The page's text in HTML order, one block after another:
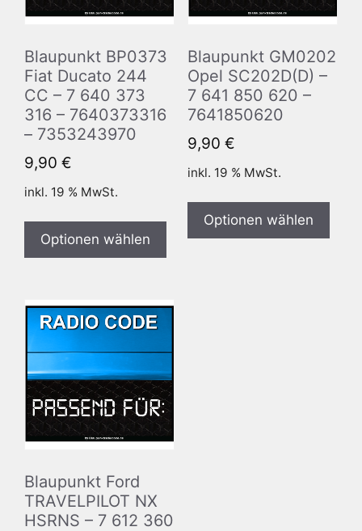
Blaupunkt BP0373
Fiat Ducato 244
CC – 7 640 373
316 – 7640373316
– 7353243970
9,90 €
inkl. 19 % MwSt.
Optionen wählen
Blaupunkt GM0202
Opel SC202D(D) –
7 641 850 620 –
7641850620
9,90 €
inkl. 19 % MwSt.
Optionen wählen
Blaupunkt Ford
TRAVELPILOT NX
HSRNS – 7 612 360